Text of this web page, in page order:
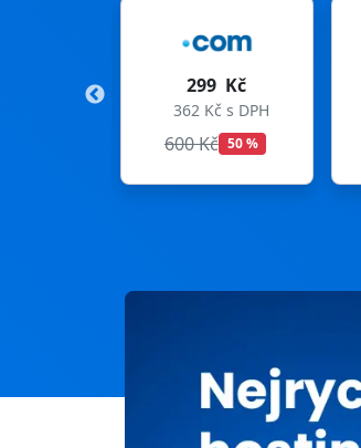
99 Kč
120 Kč s DPH
169 Kč 41 %